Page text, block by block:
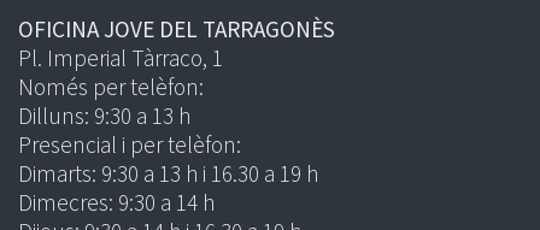
OFICINA JOVE DEL TARRAGONÈS
Pl. Imperial Tàrraco, 1
Només per telèfon:
Dilluns: 9:30 a 13 h
Presencial i per telèfon:
Dimarts: 9:30 a 13 h i 16.30 a 19 h
Dimecres: 9:30 a 14 h